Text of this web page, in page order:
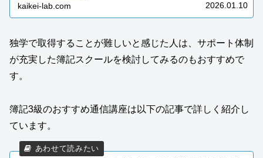
kaikei-lab.com 2026.01.10
独学で取得することが難しいと感じた人は、サポート体制
が充実した簿記スクールを検討してみるのもおすすめで
す。
簿記3級のおすすめ通信講座は以下の記事で詳しく紹介し
ています。